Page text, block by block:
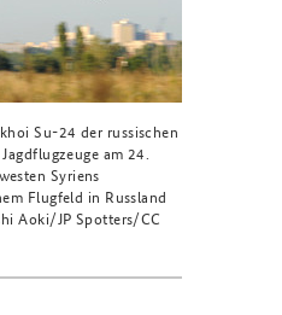
Su-24 der russischen
am 24.
Syriens
Flugfeld in Russland
Aoki/JP Spotters/CC